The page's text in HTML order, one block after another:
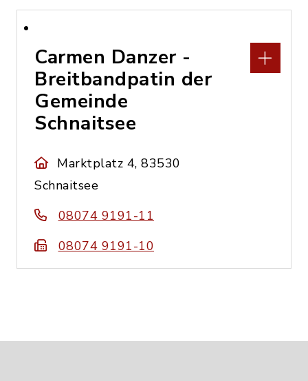
Carmen Danzer -
Breitbandpatin der
Gemeinde
Schnaitsee
Marktplatz 4, 83530
Schnaitsee
08074 9191-11
08074 9191-10